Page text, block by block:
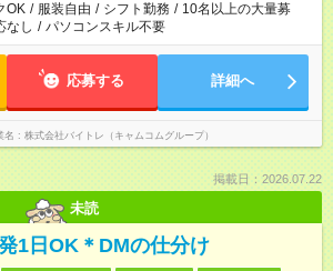
OK / 服装自由 / シフト勤務 / 10名以上の大量募
なし / パソコンスキル不要
応募する 詳細へ
名 株式会社バイトレ（キャムコムグループ）
掲載日：2026.07.22
未読
1日OK＊DMの仕分け